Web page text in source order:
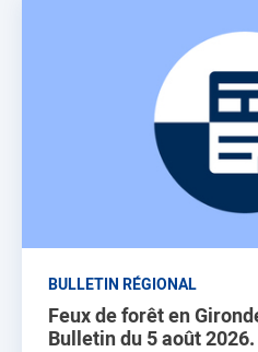
BULLETIN RÉGIONAL
Feux de forêt en
Bulletin du 5 août 2026.